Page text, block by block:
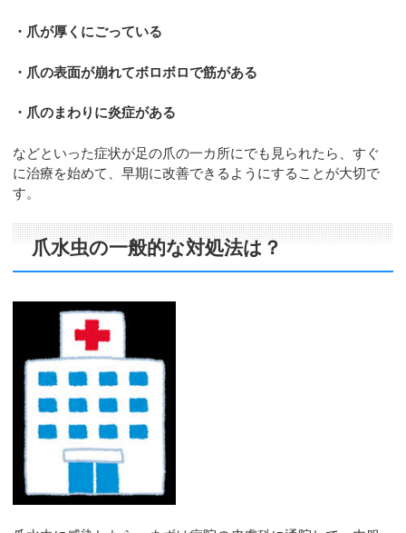
・爪が厚くにごっている
・爪の表面が崩れてボロボロで筋がある
・爪のまわりに炎症がある
などといった症状が足の爪の一カ所にでも見られたら、すぐ
に治療を始めて、早期に改善できるようにすることが大切で
す。
爪水虫の一般的な対処法は？